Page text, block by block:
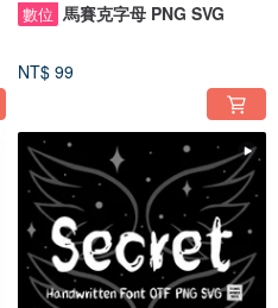
數位 馬賽克字母 PNG SVG
NT$ 99